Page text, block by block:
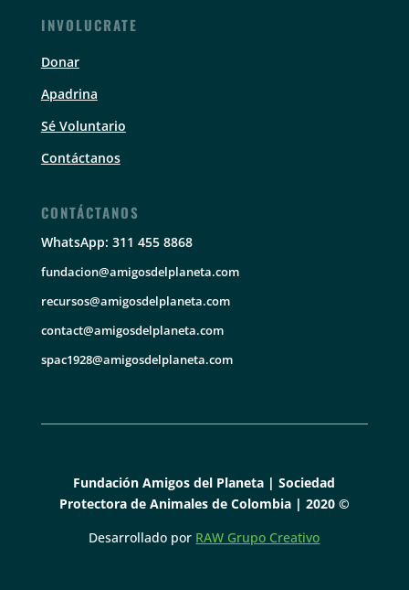
INVOLUCRATE
Donar
Apadrina
Sé Voluntario
Contáctanos
CONTÁCTANOS
WhatsApp: 311 455 8868
fundacion@amigosdelplaneta.com
recursos@amigosdelplaneta.com
contact@amigosdelplaneta.com
spac1928@amigosdelplaneta.com
Fundación Amigos del Planeta | Sociedad
Protectora de Animales de Colombia | 2020 ©
Desarrollado por RAW Grupo Creativo